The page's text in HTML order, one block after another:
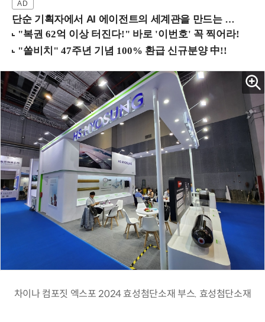
단순 기획자에서 AI 에이전트의 세계관을 만드는 지식 설계자로.. (8/20 강남역)
차이나 컴포짓 엑스포 2024 효성첨단소재 부스. 효성첨단소재